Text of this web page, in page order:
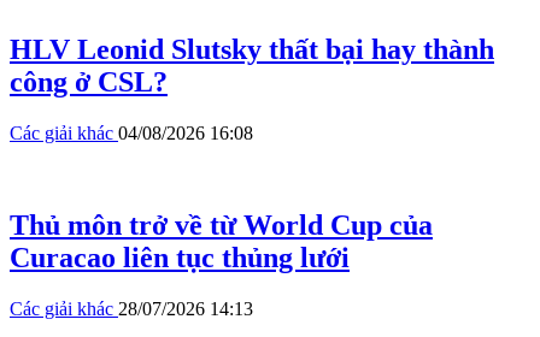
HLV Leonid Slutsky thất bại hay thành
công ở CSL?
Các giải khác 04/08/2026 16:08
Thủ môn trở về từ World Cup của
Curacao liên tục thủng lưới
Các giải khác 28/07/2026 14:13